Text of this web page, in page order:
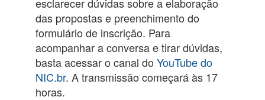
das propostas e preenchimento do
formulário de inscrição. Para
acompanhar a conversa e tirar dúvidas,
basta acessar o canal do YouTube do
NIC.br. A transmissão começará às 17
horas.